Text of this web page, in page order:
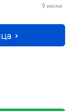
9 июня